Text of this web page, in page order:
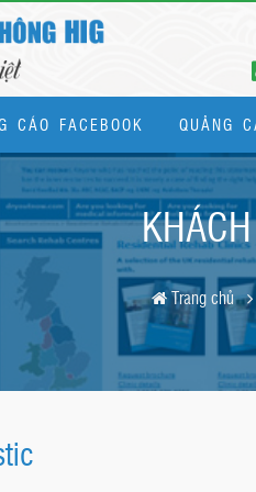
CÁO FACEBOOK QUẢNG
Trang chủ